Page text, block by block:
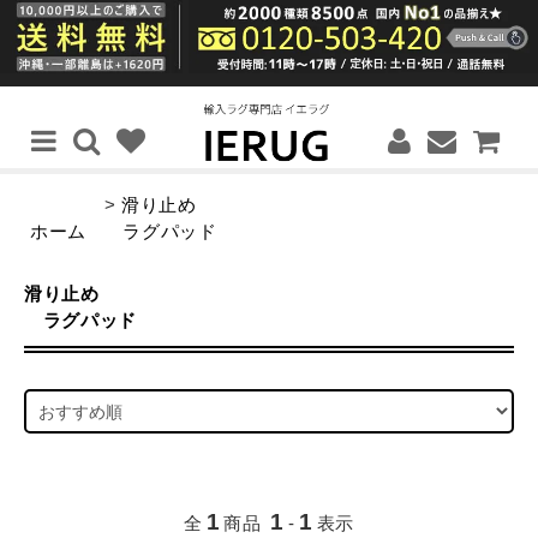
ホーム
>滑り止め
ラグパッド
滑り止め
ラグパッド
全 1 商品 1 - 1 表示